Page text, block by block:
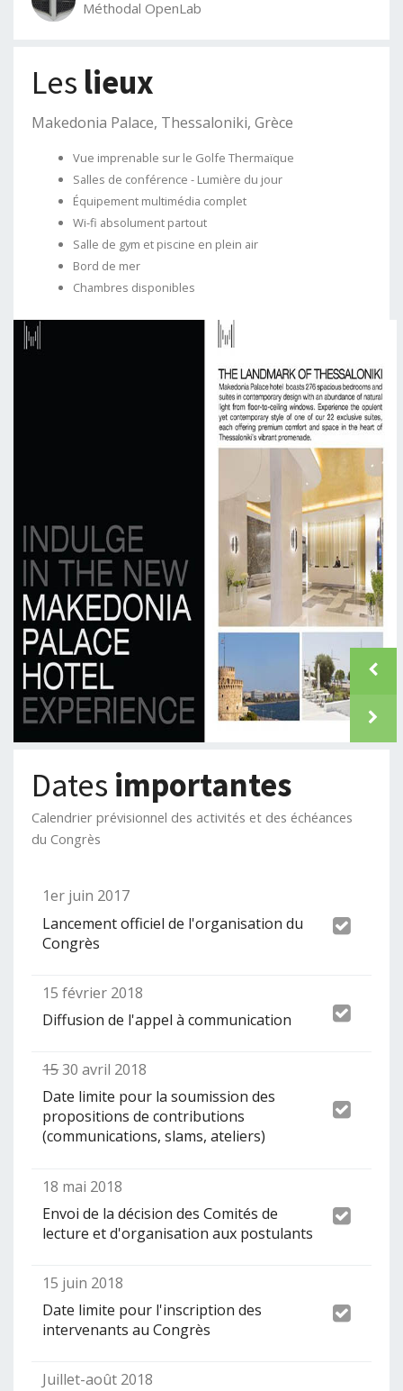
Méthodal OpenLab
Les lieux
Makedonia Palace, Thessaloniki, Grèce
Vue imprenable sur le Golfe Thermaïque
Salles de conférence - Lumière du jour
Équipement multimédia complet
Wi-fi absolument partout
Salle de gym et piscine en plein air
Bord de mer
Chambres disponibles
prev
Dates importantes
Calendrier prévisionnel des activités et des échéances
du Congrès
1er juin 2017
Lancement officiel de l'organisation du
Congrès
15 février 2018
Diffusion de l'appel à communication
1530 avril 2018
Date limite pour la soumission des
propositions de contributions
(communications, slams, ateliers)
18 mai 2018
Envoi de la décision des Comités de
lecture et d'organisation aux postulants
15 juin 2018
Date limite pour l'inscription des
intervenants au Congrès
Juillet-août 2018